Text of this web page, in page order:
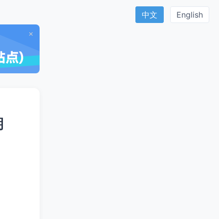
中文
English
×